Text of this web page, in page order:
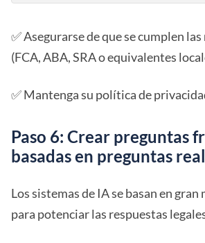
✅ Asegurarse de que se cumplen
(FCA, ABA, SRA o equivalentes
✅ Mantenga su política de
Paso 6: Crear preguntas
basadas en preguntas
Los sistemas de IA se basan en
para potenciar las respuestas